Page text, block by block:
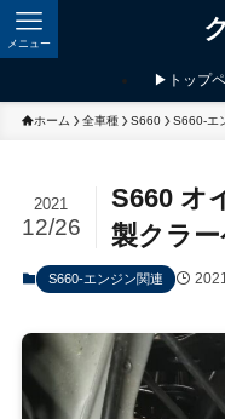
メニュー
▶トップ
ホーム 全車種 S660 S660-エ
S660 オ
製クラ
2021
12/26
S660-エンジン関連